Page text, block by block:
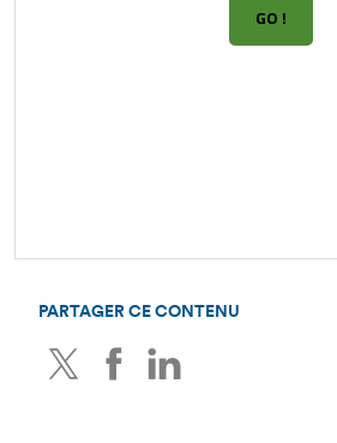
PARTAGER CE CONTENU
TwitterFacebook